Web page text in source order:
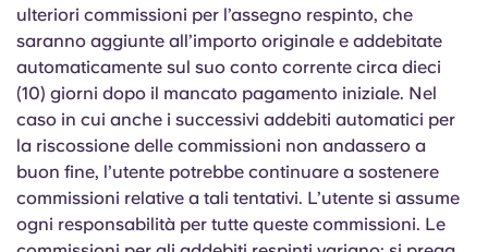
ulteriori commissioni per l’assegno respinto, che
saranno aggiunte all’importo originale e addebitate
automaticamente sul suo conto corrente circa dieci
(10) giorni dopo il mancato pagamento iniziale. Nel
caso in cui anche i successivi addebiti automatici per
la riscossione delle commissioni non andassero a
buon fine, l’utente potrebbe continuare a sostenere
commissioni relative a tali tentativi. L’utente si assume
ogni responsabilità per tutte queste commissioni. Le